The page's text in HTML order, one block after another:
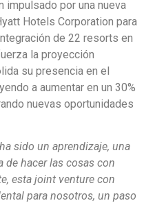
impulsado por una nueva
Hotels Corporation para
de 22 resorts en
la proyección
su presencia en el
a aumentar en un 30%
nuevas oportunidades
sido un aprendizaje, una
de hacer las cosas con
esta joint venture con
para nosotros, un paso